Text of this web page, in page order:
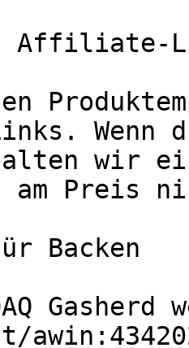
Affiliate-
Wenn
wir
am Preis
Backen